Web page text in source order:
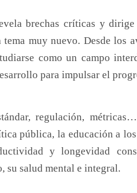
brechas críticas y
muy nuevo. Desde los
como un campo
para impulsar el
regulación,
pública, la educación a
y longevidad
su salud mental e integral.